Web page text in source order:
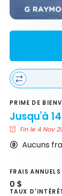
PRIME DE
Jusqu'à
Fin le 4 Nov
Aucuns
FRAIS ANNUELS
0 $
TAUX